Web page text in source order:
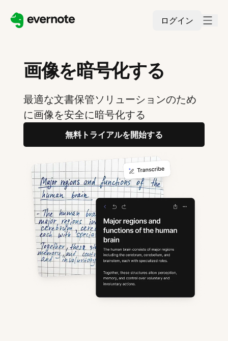
ログイン
画像を暗号化する
最適な文書保管ソリューションのため
に画像を安全に暗号化する
無料トライアルを開始する